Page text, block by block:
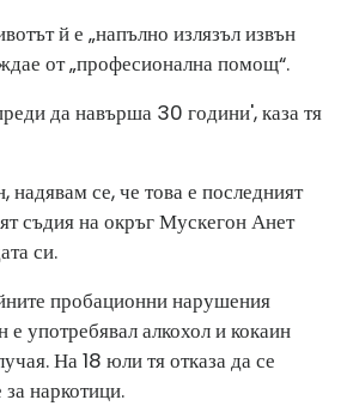
й е „напълно излязъл извън
от „професионална помощ“.
да навърша 30 години', каза тя
се, че това е последният
съдия на окръг Мускегон Анет
си.
пробационни нарушения
е употребявал алкохол и кокаин
На 18 юли тя отказа да се
наркотици.